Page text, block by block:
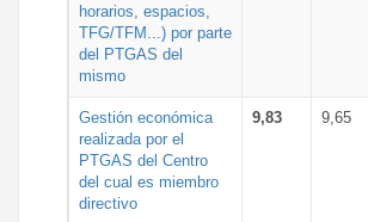
horarios, espacios,
TFG/TFM...) por parte
del PTGAS del
mismo
Gestión económica
realizada por el
PTGAS del Centro
del cual es miembro
directivo
9,83 9,65